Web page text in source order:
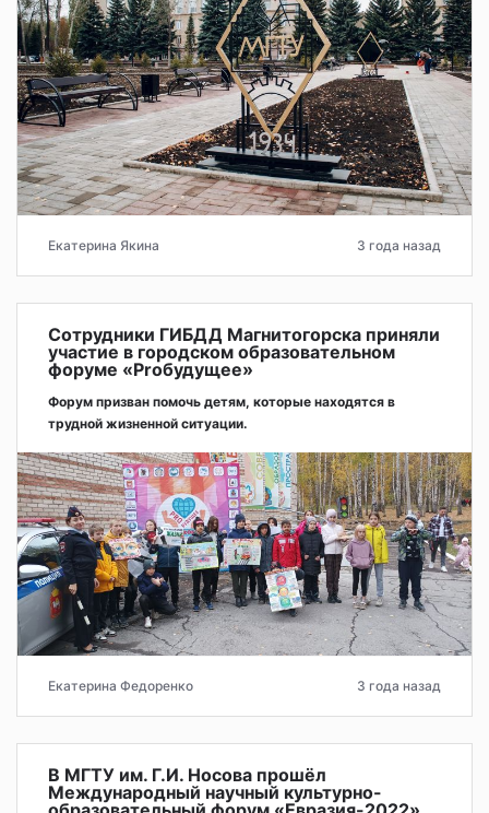
Екатерина Якина 3 года назад
Сотрудники ГИБДД Магнитогорска приняли
участие в городском образовательном
форуме «Proбудущее»
Форум призван помочь детям, которые находятся в
трудной жизненной ситуации.
Екатерина Федоренко 3 года назад
В МГТУ им. Г.И. Носова прошёл
Международный научный культурно-